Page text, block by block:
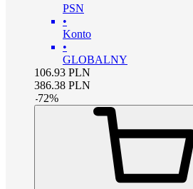
PSN
•
Konto
•
GLOBALNY
106.93 PLN
386.38 PLN
-72%